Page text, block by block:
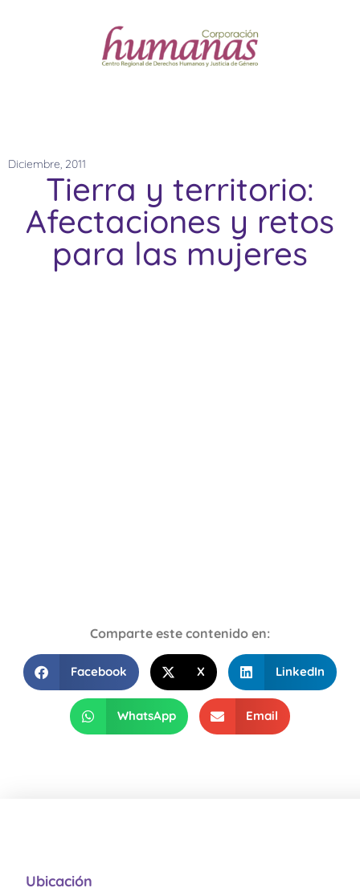
Diciembre, 2011
Tierra y territorio:
Afectaciones y retos
para las mujeres
Comparte este contenido en:
Facebook X LinkedIn
WhatsApp Email
Ubicación